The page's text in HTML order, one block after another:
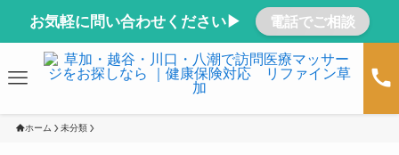
お気軽に問い合わせください▶ 電話でご相談
ホーム 未分類